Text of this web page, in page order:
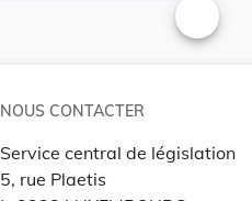
Changer
NOUS CONTACTER
Service central de législation
5, rue Plaetis